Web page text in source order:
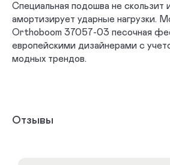
Специальная подошва не скользит
амортизирует ударные нагрузки.
Orthoboom 37057-03 песочная
европейскими дизайнерами с
модных трендов.
Отзывы